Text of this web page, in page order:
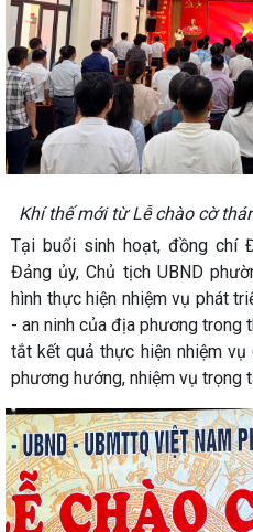
Khí thế mới từ Lễ chào cờ
Tại buổi sinh hoạt, đồng chí
Đảng ủy, Chủ tịch UBND
hình thực hiện nhiệm vụ phát
- an ninh của địa phương trong
tắt kết quả thực hiện nhiệm
phương hướng, nhiệm vụ trọng